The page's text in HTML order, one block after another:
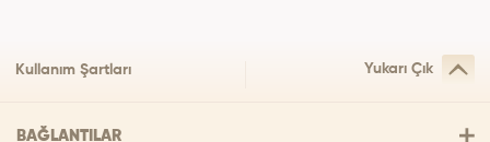
Kullanım Şartları Yukarı Çık
BAĞLANTILAR